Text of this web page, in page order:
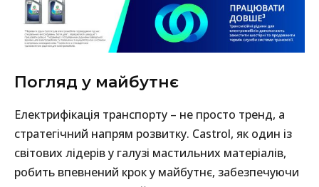
Погляд у майбутнє
Електрифікація транспорту – не просто тренд, а
стратегічний напрям розвитку. Castrol, як один із
світових лідерів у галузі мастильних матеріалів,
робить впевнений крок у майбутнє, забезпечуючи